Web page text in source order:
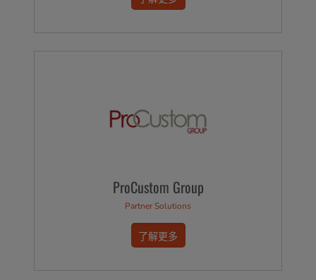
ProCustom Group
Partner Solutions
了解更多